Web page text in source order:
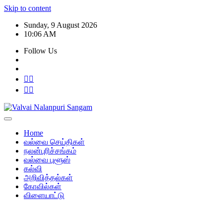
Skip to content
Sunday, 9 August 2026
10:06 AM
Follow Us
Home
வல்வை செய்திகள்
நலன்புரிச்சங்கம்
வல்வை புளூஸ்
கல்வி
அறிவித்தல்கள்
கோவில்கள்
விளையாட்டு